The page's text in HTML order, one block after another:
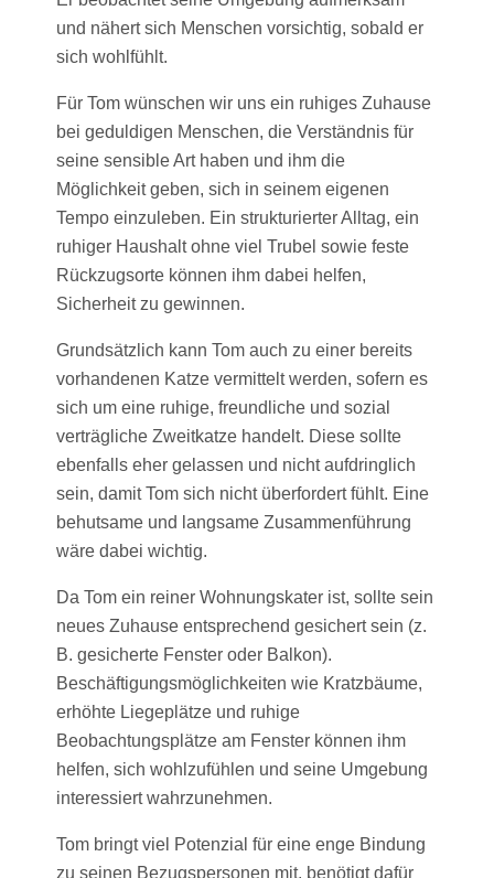
und nähert sich Menschen vorsichtig, sobald er
sich wohlfühlt.
Für Tom wünschen wir uns ein ruhiges Zuhause
bei geduldigen Menschen, die Verständnis für
seine sensible Art haben und ihm die
Möglichkeit geben, sich in seinem eigenen
Tempo einzuleben. Ein strukturierter Alltag, ein
ruhiger Haushalt ohne viel Trubel sowie feste
Rückzugsorte können ihm dabei helfen,
Sicherheit zu gewinnen.
Grundsätzlich kann Tom auch zu einer bereits
vorhandenen Katze vermittelt werden, sofern es
sich um eine ruhige, freundliche und sozial
verträgliche Zweitkatze handelt. Diese sollte
ebenfalls eher gelassen und nicht aufdringlich
sein, damit Tom sich nicht überfordert fühlt. Eine
behutsame und langsame Zusammenführung
wäre dabei wichtig.
Da Tom ein reiner Wohnungskater ist, sollte sein
neues Zuhause entsprechend gesichert sein (z.
B. gesicherte Fenster oder Balkon).
Beschäftigungsmöglichkeiten wie Kratzbäume,
erhöhte Liegeplätze und ruhige
Beobachtungsplätze am Fenster können ihm
helfen, sich wohlzufühlen und seine Umgebung
interessiert wahrzunehmen.
Tom bringt viel Potenzial für eine enge Bindung
zu seinen Bezugspersonen mit, benötigt dafür